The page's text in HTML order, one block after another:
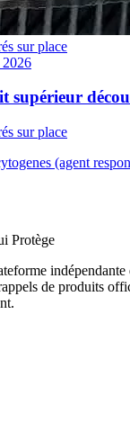
sur place
2026
supérieur
sur place
(agent
Protège
indépendante
de produits